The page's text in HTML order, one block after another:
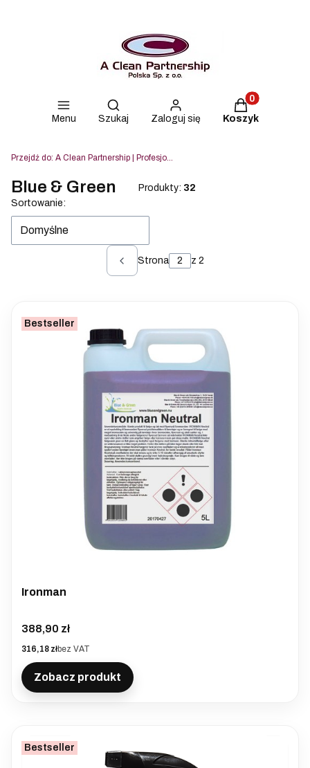
Menu
Otwórz wyszukiwarkę
Szukaj Zaloguj się
Produkty w
Koszyk
Przejdź do: A Clean Partnership | Profesjonalne środki czyszczące Lahega, Blue & Green i Strovels
Blue & Green Produkty: 32
Lista produktów
Sortowanie:
Domyślne
Poprzednie produkty
Strona z 2
Bestseller
Ironman
Cena
388,90 zł
Cena
316,18 złbez VAT
Zobacz produkt
Bestseller